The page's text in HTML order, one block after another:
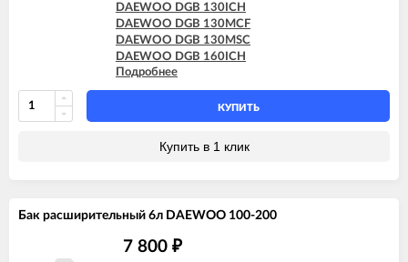
DAEWOO DGB 130ICH
DAEWOO DGB 130MCF
DAEWOO DGB 130MSC
DAEWOO DGB 160ICH
DAEWOO DGB 160MCF
DAEWOO DGB 160MES
DAEWOO DGB 160MSC
DAEWOO DGB 200ICH
DAEWOO DGB 200MES
DAEWOO DGB 250MES
DAEWOO DGB 250MSC
DAEWOO DGB 300KFC
Подробнее
КУПИТЬ
Купить в 1 клик
Бак расширительный 6л DAEWOO 100-200
7 800 ₽